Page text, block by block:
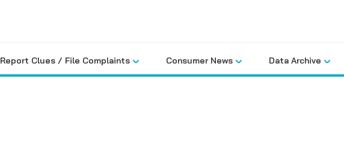
Report Clues / File Complaints Consumer News Data Archive